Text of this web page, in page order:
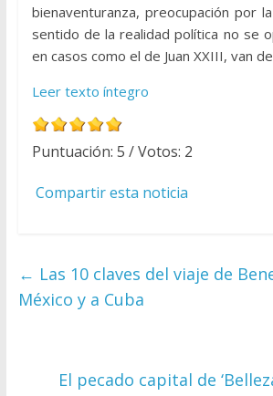
bienaventuranza, preocupación por
sentido de la realidad política no se
en casos como el de Juan XXIII, van
Leer texto íntegro
Puntuación: 5 / Votos: 2
Compartir esta noticia
← Las 10 claves del viaje de
México y a Cuba
El pecado capital de